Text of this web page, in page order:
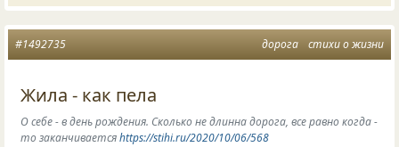
дорога стихи о жизни
#1492735
Жила - как пела
О себе - в день рождения. Сколько не длинна дорога, все равно когда -
то заканчиваетсяhttps://stihi.ru/2020/10/06/568